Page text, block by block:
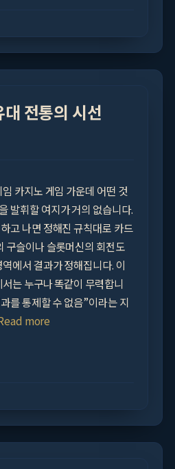
전통의 시선
카지노 게임 가운데 어떤 것
발휘할 여지가 거의 없습니다.
고 나면 정해진 규칙대로 카드
구슬이나 슬롯머신의 회전도
에서 결과가 정해집니다. 이
는 누구나 똑같이 무력합니
를 통제할 수 없음”이라는 지
more